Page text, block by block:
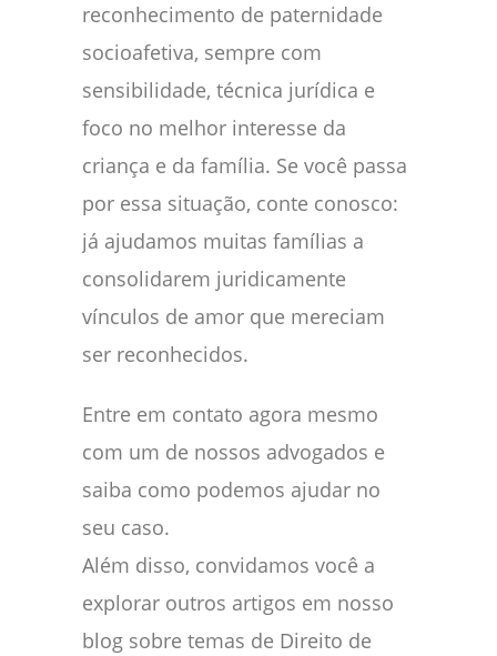
reconhecimento de paternidade
socioafetiva, sempre com
sensibilidade, técnica jurídica e
foco no melhor interesse da
criança e da família. Se você passa
por essa situação, conte conosco:
já ajudamos muitas famílias a
consolidarem juridicamente
vínculos de amor que mereciam
ser reconhecidos.
Entre em contato agora mesmo
com um de nossos advogados e
saiba como podemos ajudar no
seu caso.
Além disso, convidamos você a
explorar outros artigos em nosso
blog sobre temas de Direito de